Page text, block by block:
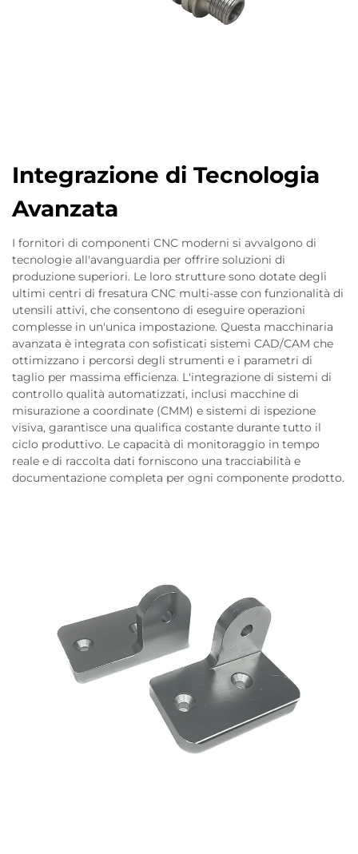
Integrazione di Tecnologia
Avanzata
I fornitori di componenti CNC moderni si avvalgono di
tecnologie all'avanguardia per offrire soluzioni di
produzione superiori. Le loro strutture sono dotate degli
ultimi centri di fresatura CNC multi-asse con funzionalità di
utensili attivi, che consentono di eseguire operazioni
complesse in un'unica impostazione. Questa macchinaria
avanzata è integrata con sofisticati sistemi CAD/CAM che
ottimizzano i percorsi degli strumenti e i parametri di
taglio per massima efficienza. L'integrazione di sistemi di
controllo qualità automatizzati, inclusi macchine di
misurazione a coordinate (CMM) e sistemi di ispezione
visiva, garantisce una qualifica costante durante tutto il
ciclo produttivo. Le capacità di monitoraggio in tempo
reale e di raccolta dati forniscono una tracciabilità e
documentazione completa per ogni componente prodotto.